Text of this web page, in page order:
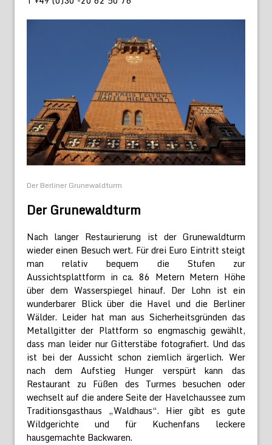
Der Berliner Grunewaldturm
Der Grunewaldturm
Nach langer Restaurierung ist der Grunewaldturm
wieder einen Besuch wert. Für drei Euro Eintritt steigt
man relativ bequem die Stufen zur
Aussichtsplattform in ca. 86 Metern Metern Höhe
über dem Wasserspiegel hinauf. Der Lohn ist ein
wunderbarer Blick über die Havel und die Berliner
Wälder. Leider hat man aus Sicherheitsgründen das
Metallgitter der Plattform so engmaschig gewählt,
dass man leider nur Gitterstäbe fotografiert. Und das
ist bei der Aussicht schon ziemlich ärgerlich. Wer
nach dem Aufstieg Hunger verspürt kann das
Restaurant zu Füßen des Turmes besuchen oder
wechselt auf die andere Seite der Havelchaussee zum
Traditionsgasthaus „Waldhaus“. Hier gibt es gute
Wildgerichte und für Kuchenfans leckere
hausgemachte Backwaren.